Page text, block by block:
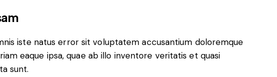
iste natus error sit voluptatem accusantium doloremque
eaque ipsa, quae ab illo inventore veritatis et quasi
sunt.